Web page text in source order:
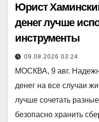
Юрист
денег лучше
инструменты
09.08.2026 03:24
МОСКВА, 9 авг.
денег на все случаи
лучше сочетать
безопасно хранить